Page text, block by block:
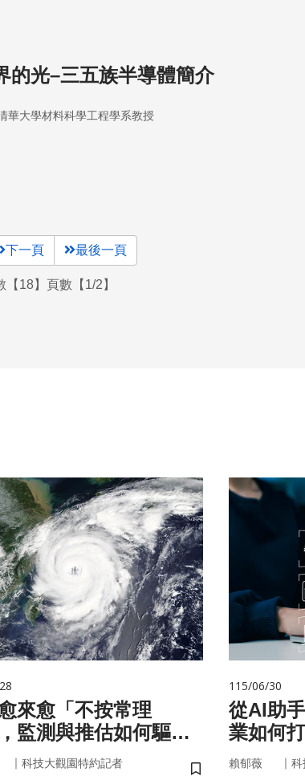
的光–三五族半導體簡介
華大學材料科學工程學系教授
下一頁 最後一頁
【18】頁數【1/2】
來愈「不按常理
監測與推估如何驅動
策？
｜ 科技大觀園特約記者
115/06/30
從AI助
業如何
治理模
賴郁薇 ｜ 科